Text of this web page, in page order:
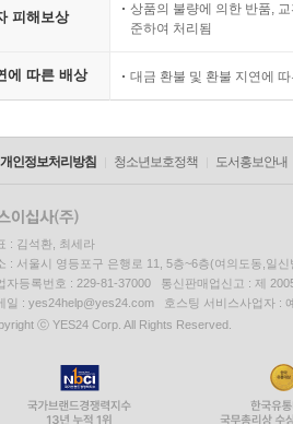
, 탐이 하늘의 태양까지 갖고자 달려
을 멀게 하는 태양이라는 존재는 무
피해보상
상품의 불량에 의한 반품,
준하여 처리됨
에 따른 배상 대금 환불 및 환불 지연에
개인정보처리방침 청소년보호정책 도서홍보안내
: 김석환, 최세라
: 서울시 영등포구 은행로 11, 5층~6층(여의도동,일신
자등록번호 : 229-81-37000 통신판매업신고 : 제
일 : yes24help@yes24.com 호스팅 서비스사업자 :
ⓒ YES24 Corp. All Rights Reserved.